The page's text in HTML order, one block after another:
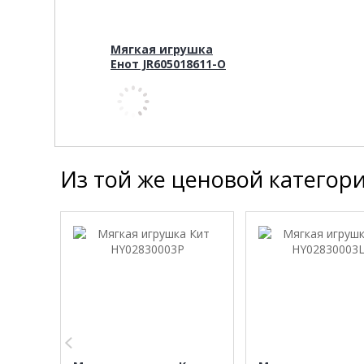
Мягкая игрушка
Енот JR605018611-O
Из той же ценовой